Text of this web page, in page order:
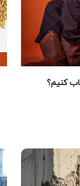
کنیم؟